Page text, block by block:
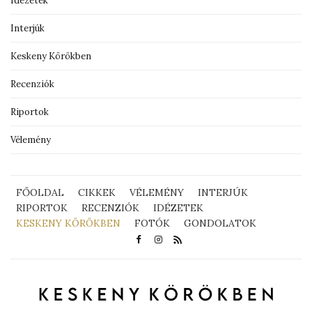
Interjúk
Keskeny Körökben
Recenziók
Riportok
Vélemény
FŐOLDAL CIKKEK VÉLEMÉNY
INTERJÚK
RIPORTOK
RECENZIÓK
IDÉZETEK
KESKENY KÖRÖKBEN
FOTÓK GONDOLATOK